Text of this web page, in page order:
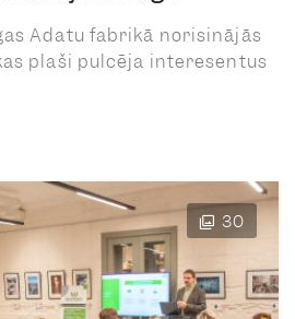
Adatu fabrikā norisinājās
plaši pulcēja interesentus
30